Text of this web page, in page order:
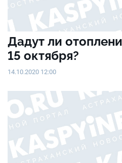
Дадут ли
15 октября?
14.10.2020 12:00